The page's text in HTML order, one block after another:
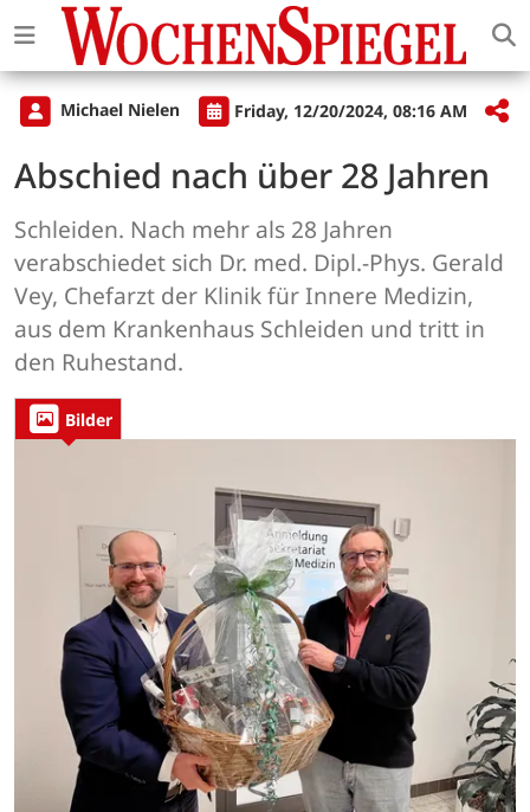
Michael Nielen Friday, 12/20/2024, 08:16 AM
Abschied nach über 28 Jahren
Schleiden. Nach mehr als 28 Jahren
verabschiedet sich Dr. med. Dipl.-Phys. Gerald
Vey, Chefarzt der Klinik für Innere Medizin,
aus dem Krankenhaus Schleiden und tritt in
den Ruhestand.
Bilder